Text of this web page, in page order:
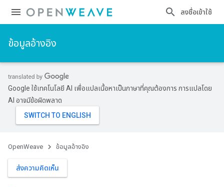
ลงชื่อเข้าใช้
ข้อมูลอ้างอิง
Google ใช้เทคโนโลยี AI เพื่อแปลเนื้อหาเป็นภาษาที่คุณต้องการ การแปลโดย
AI อาจมีข้อผิดพลาด
OpenWeave ข้อมูลอ้างอิง
ส่งความคิดเห็น